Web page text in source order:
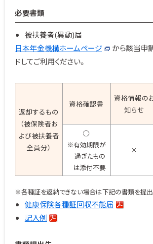
必要書類
被扶養者(異動)届
日本年金機構ホームページ
から該当申
ドしてご利用ください。
返却するもの
（被保険者お
よび被扶養者
全員分）
資格確認書
資格情報の
知らせ
○
※有効期限が
過ぎたもの
は添付不要
×
※各種証を返納できない場合は下記の書類を提出
健康保険各種証回収不能届
記入例